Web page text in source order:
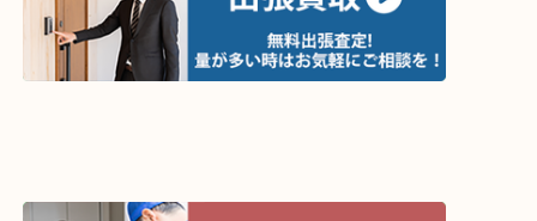
↓スマホでご覧頂いている方はこちらをタップ↓